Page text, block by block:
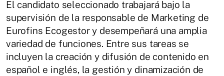
El candidato seleccionado trabajará bajo la
supervisión de la responsable de Marketing de
Eurofins Ecogestor y desempeñará una amplia
variedad de funciones. Entre sus tareas se
incluyen la creación y difusión de contenido en
español e inglés, la gestión y dinamización de